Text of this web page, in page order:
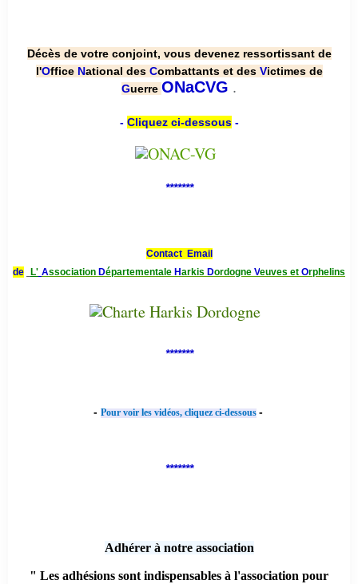
Décès de votre conjoint, vous devenez ressortissant de
l'Office National des Combattants et des Victimes de
Guerre ONaCVG .
- Cliquez ci-dessous-
*******
Contact Email
de
L' Association Départementale Harkis Dordogne Veuves et Orphelins
*******
- Pour voir les vidéos, cliquez ci-dessous -
*******
Adhérer à notre association
" Les adhésions sont indispensables à l'association pour